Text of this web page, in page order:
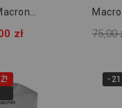
zł 75,00
-